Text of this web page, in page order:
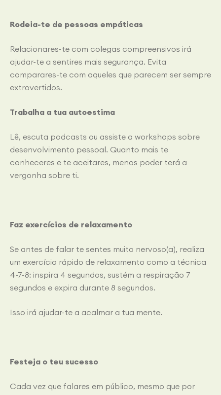
Rodeia-te de pessoas empáticas
Relacionares-te com colegas compreensivos irá
ajudar-te a sentires mais segurança. Evita
comparares-te com aqueles que parecem ser sempre
extrovertidos.
Trabalha a tua autoestima
Lê, escuta podcasts ou assiste a workshops sobre
desenvolvimento pessoal. Quanto mais te
conheceres e te aceitares, menos poder terá a
vergonha sobre ti.
Faz exercícios de relaxamento
Se antes de falar te sentes muito nervoso(a), realiza
um exercício rápido de relaxamento como a técnica
4-7-8: inspira 4 segundos, sustém a respiração 7
segundos e expira durante 8 segundos.
Isso irá ajudar-te a acalmar a tua mente.
Festeja o teu sucesso
Cada vez que falares em público, mesmo que por